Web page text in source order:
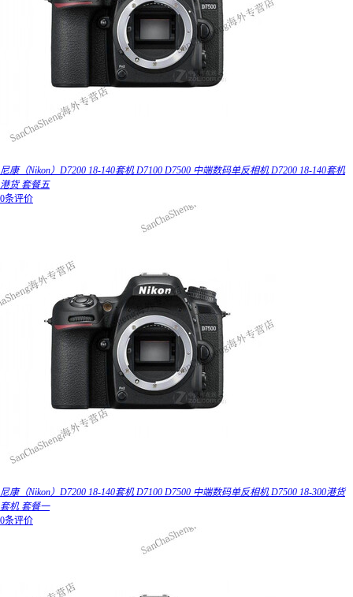
尼康（Nikon）D7200 18-140套机 D7100 D7500 中端数码单反相机 D7200 18-140套机
港货 套餐五
0条评价
尼康（Nikon）D7200 18-140套机 D7100 D7500 中端数码单反相机 D7500 18-300港货
套机 套餐一
0条评价